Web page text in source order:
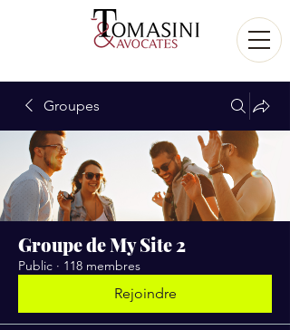
Groupes
Groupe de My Site 2
Public · 118 membres
Rejoindre